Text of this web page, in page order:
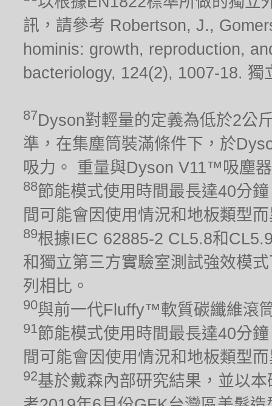
訊，請參考 Robertson, J.,
hominis: growth, reproduction,
bacteriology, 124(2), 1007-18.
87Dyson對輕量的定義為低於2公
準，在集塵筒裝滿條件下，於
吸力。 重量與Dyson V11™吸塵
88節能模式使用時間最長達40分
間可能會因使用情況和地板類型
89根據IEC 62885-2 CL5.8和
和獨立第三方實驗室測試強效模
列相比。
90與前一代Fluffy™軟質碳纖維滾
91節能模式使用時間最長達40分
間可能會因使用情況和地板類型
92基於戴森內部研究結果，並以